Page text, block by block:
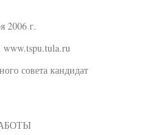
2006 г.
www.tspu.tula.ru
совета кандидат